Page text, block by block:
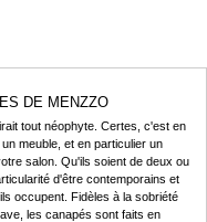
DE MENZZO
tout néophyte. Certes, c'est en
meuble, et en particulier un
salon. Qu'ils soient de deux ou
d'être contemporains et
occupent. Fidèles à la sobriété
les canapés sont faits en